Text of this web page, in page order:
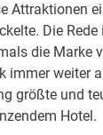
Attraktionen
Die
die Marke
immer weiter
größte und
Hotel.